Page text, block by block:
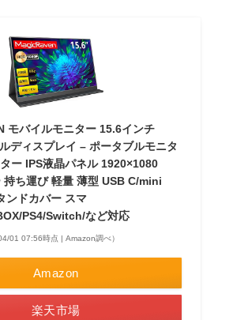
モバイルモニター 15.6インチ
ディスプレイ – ポータブルモニタ
ー IPS液晶パネル 1920×1080
持ち運び 軽量 薄型 USB C/mini
ンドカバー スマ
PS4/Switch/など対応
01 07:56時点 | Amazon調べ）
Amazon
楽天市場